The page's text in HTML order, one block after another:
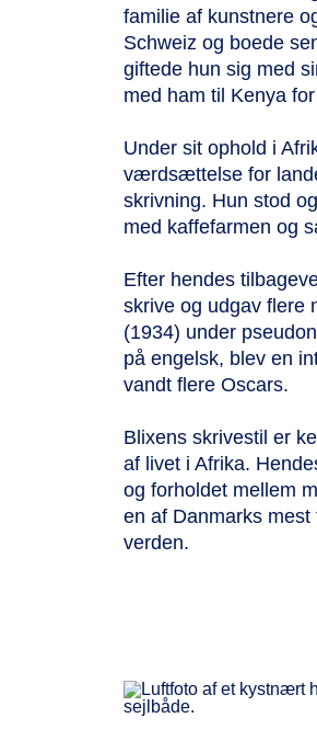
familie af kunstnere
Schweiz og boede
giftede hun sig med
med ham til Kenya
Under sit ophold i
værdsættelse for
skrivning. Hun stod
med kaffefarmen og
Efter hendes
skrive og udgav flere
(1934) under
på engelsk, blev en
vandt flere Oscars.
Blixens skrivestil er
af livet i Afrika.
og forholdet mellem
en af Danmarks
verden.